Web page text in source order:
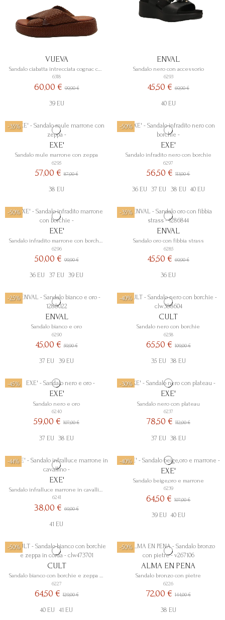
Sandalo ciabatta intrecciata cognac con zeppa
VUEVA
6318
60,00 €99,90 €
39 EU
Sandalo nero con accessorio
ENVAL
6293
45,50 € 69,90 €
40 EU
-35%
Sandalo mule marrone con zeppa
EXE'
6295
57,00 €87,00 €
38 EU
-50%
Sandalo infradito nero con borchie
EXE'
6297
56,50 €113,00 €
36 EU 37 EU 38 EU 40 EU
-50%
Sandalo infradito marrone con borchie
EXE'
6296
50,00 €99,90 €
36 EU 37 EU 39 EU
-35%
Sandalo oro con fibbia strass
ENVAL
6285
45,50 € 69,90 €
36 EU
-25%
Sandalo bianco e oro
ENVAL
6290
45,00 €59,90 €
37 EU 39 EU
-40%
Sandalo nero con borchie
CULT
6258
65,50 € 109,00 €
35 EU 38 EU
-45%
Sandalo nero e oro
EXE'
6240
59,00 €107,00 €
37 EU 38 EU
-30%
Sandalo nero con plateau
EXE'
6237
78,50 € 112,00 €
37 EU 38 EU
-44%
Sandalo infralluce marrone in cavallino
EXE'
6241
38,00 €69,00 €
41 EU
-40%
Sandalo beige,oro e marrone
EXE'
6239
64,50 €107,00 €
39 EU 40 EU
-50%
Sandalo bianco con borchie e zeppa in corda
CULT
6227
64,50 €129,00 €
40 EU 41 EU
-50%
Sandalo bronzo con pietre
ALMA EN PENA
6226
72,00 € 144,00 €
38 EU